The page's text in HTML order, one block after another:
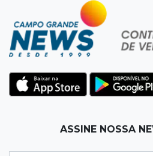
temporada reprodutiva no
12:06Aquidauana
prejuízos e buscam
Engenheiro do Pantanal:
ASSINE NOSSA